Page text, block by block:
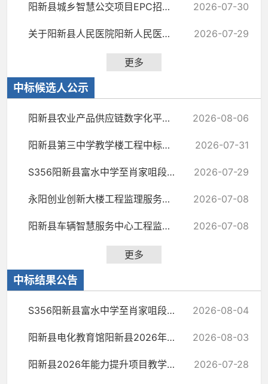
阳新县城乡智慧公交项目EPC招标文件澄清通知 2026-07-30
关于阳新县人民医院阳新人民医院精神病院区（一期）建设项目食堂厨具及餐桌餐椅... 2026-07-29
更多
中标候选人公示
阳新县农业产品供应链数字化平台项目（二次）中标候选人公示 2026-08-06
阳新县第三中学教学楼工程中标候选人公示 2026-07-31
S356阳新县富水中学至肖家咀段路面修复养护（K39+510-K46+617）及S356石坑小桥危... 2026-07-29
永阳创业创新大楼工程监理服务中标候选人公示 2026-07-08
阳新县车辆智慧服务中心工程监理服务中标候选人公示 2026-07-08
更多
中标结果公告
S356阳新县富水中学至肖家咀段路面修复养护（K39+510-K46+617）及S356石坑小桥危... 2026-08-04
阳新县电化教育馆阳新县2026年能力提升项目-校园广播升级与改造、智慧体育和教室... 2026-08-03
阳新县2026年能力提升项目教学配套设备采购项目中标结果公告 2026-07-28